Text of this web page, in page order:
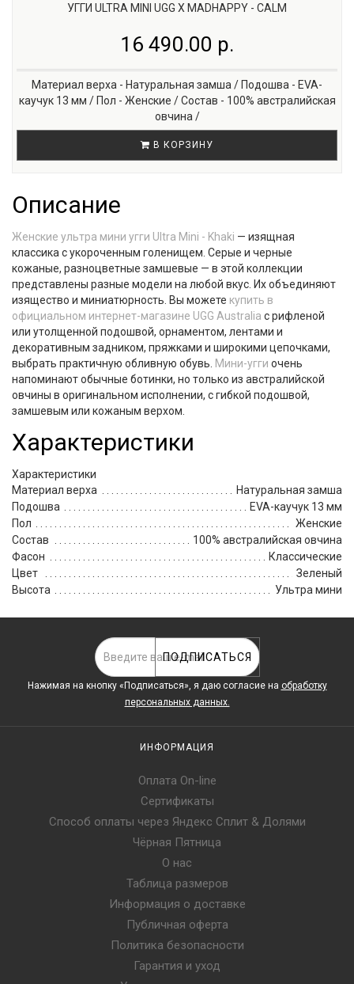
УГГИ ULTRA MINI UGG X MADHAPPY - CALM
16 490.00 р.
Материал верха - Натуральная замша / Подошва - EVA-
каучук 13 мм / Пол - Женские / Состав - 100% австралийская
овчина /
В КОРЗИНУ
Описание
Женские ультра мини угги Ultra Mini - Khaki — изящная
классика с укороченным голенищем. Серые и черные
кожаные, разноцветные замшевые — в этой коллекции
представлены разные модели на любой вкус. Их объединяют
изящество и миниатюрность. Вы можете купить в
официальном интернет-магазине UGG Australia с рифленой
или утолщенной подошвой, орнаментом, лентами и
декоративным задником, пряжками и широкими цепочками,
выбрать практичную обливную обувь. Мини-угги очень
напоминают обычные ботинки, но только из австралийской
овчины в оригинальном исполнении, с гибкой подошвой,
замшевым или кожаным верхом.
Характеристики
Характеристики
Материал верха
Натуральная замша
Подошва
EVA-каучук 13 мм
Пол
Женские
Состав
100% австралийская овчина
Фасон
Классические
Цвет
Зеленый
Высота
Ультра мини
ПОДПИСАТЬСЯ
Нажимая на кнопку «Подписаться», я даю cогласие на обработку
персональных данных.
ИНФОРМАЦИЯ
Оплата On-line
Сертификаты
Способ оплаты через Яндекс Сплит & Долями
Чёрная Пятница
О нас
Таблица размеров
Информация о доставке
Публичная оферта
Политика безопасности
Гарантия и уход